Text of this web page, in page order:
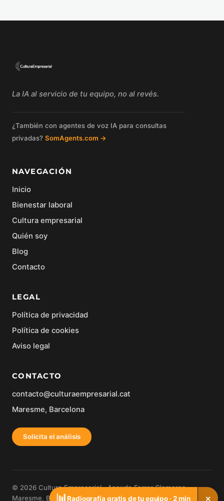
La IA al servicio de tu equipo, no al revés.
¿También con agentes de voz IA para consultas
privadas? SomAgents.com →
NAVEGACIÓN
Inicio
Bienestar laboral
Cultura empresarial
Quién soy
Blog
Contacto
LEGAL
Política de privacidad
Política de cookies
Aviso legal
CONTACTO
contacto@culturaempresarial.cat
Maresme, Barcelona
Solicita el análisis
© 2026 Cultura Empresarial · Anayda Ferrer Clemares ·
Maresme, Barcelona
📊Radiografía gratis de tu equipo · 2 min ×